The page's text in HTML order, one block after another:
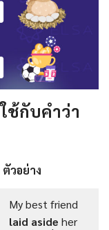
ช้กับคำว่า
ตัวอย่าง
My best friend
laid aside her